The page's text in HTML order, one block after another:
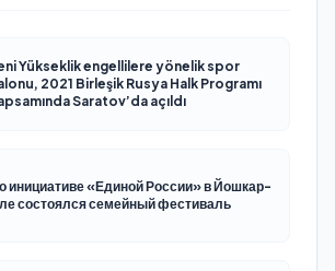
Yükseklik engellilere yönelik spor
2021 Birleşik Rusya Halk Programı
Saratov’da açıldı
инициативе «Единой России» в Йошкар-
состоялся семейный фестиваль